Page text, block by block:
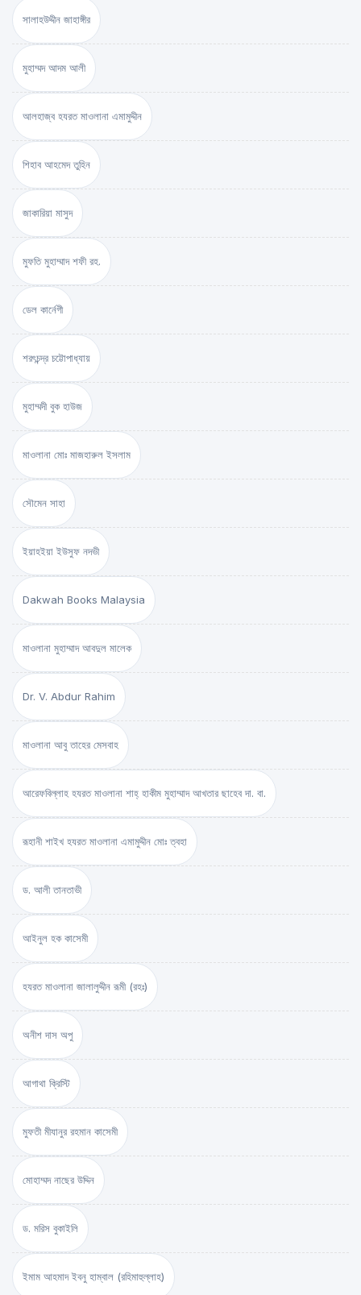
সালাহউদ্দীন জাহাঙ্গীর
মুহাম্মদ আদম আলী
আলহাজ্ব হযরত মাওলানা এমামুদ্দীন
শিহাব আহমেদ তুহিন
জাকারিয়া মাসুদ
মুফতি মুহাম্মাদ শফী রহ.
ডেল কার্নেগী
শরৎচন্দ্র চট্টোপাধ্যায়
মুহাম্মদী বুক হাউজ
মাওলানা মোঃ মাজহারুল ইসলাম
সৌমেন সাহা
ইয়াহইয়া ইউসুফ নদভী
Dakwah Books Malaysia
মাওলানা মুহাম্মাদ আবদুল মালেক
Dr. V. Abdur Rahim
মাওলানা আবু তাহের মেসবাহ
আরেফবিল্লাহ হযরত মাওলানা শাহ্ হাকীম মুহাম্মাদ আখতার ছাহেব দা. বা.
রূহানী শাইখ হযরত মাওলানা এমামুদ্দীন মোঃ ত্বহা
ড. আলী তানতাভী
আইনুল হক কাসেমী
হযরত মাওলানা জালালুদ্দীন রূমী (রহঃ)
অনীশ দাস অপু
আগাথা ক্রিস্টি
মুফতী মীযানুর রহমান কাসেমী
মোহাম্মদ নাছের উদ্দিন
ড. মরিস বুকাইলি
ইমাম আহমাদ ইবনু হাম্বাল (রহিমাহুল্লাহ)